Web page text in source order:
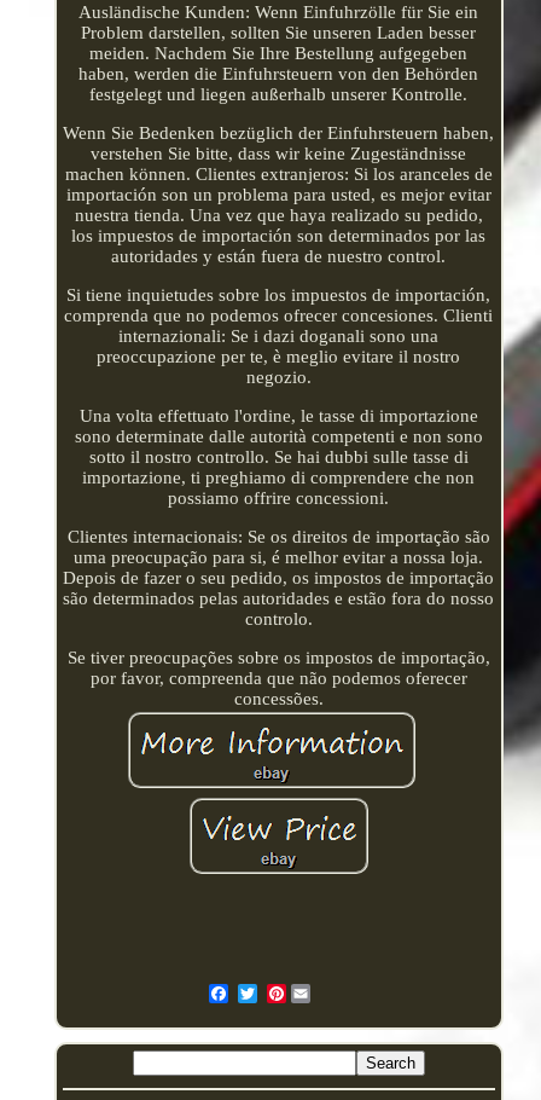
Ausländische Kunden: Wenn Einfuhrzölle für Sie ein
Problem darstellen, sollten Sie unseren Laden besser
meiden. Nachdem Sie Ihre Bestellung aufgegeben
haben, werden die Einfuhrsteuern von den Behörden
festgelegt und liegen außerhalb unserer Kontrolle.
Wenn Sie Bedenken bezüglich der Einfuhrsteuern haben,
verstehen Sie bitte, dass wir keine Zugeständnisse
machen können. Clientes extranjeros: Si los aranceles de
importación son un problema para usted, es mejor evitar
nuestra tienda. Una vez que haya realizado su pedido,
los impuestos de importación son determinados por las
autoridades y están fuera de nuestro control.
Si tiene inquietudes sobre los impuestos de importación,
comprenda que no podemos ofrecer concesiones. Clienti
internazionali: Se i dazi doganali sono una
preoccupazione per te, è meglio evitare il nostro
negozio.
Una volta effettuato l'ordine, le tasse di importazione
sono determinate dalle autorità competenti e non sono
sotto il nostro controllo. Se hai dubbi sulle tasse di
importazione, ti preghiamo di comprendere che non
possiamo offrire concessioni.
Clientes internacionais: Se os direitos de importação são
uma preocupação para si, é melhor evitar a nossa loja.
Depois de fazer o seu pedido, os impostos de importação
são determinados pelas autoridades e estão fora do nosso
controlo.
Se tiver preocupações sobre os impostos de importação,
por favor, compreenda que não podemos oferecer
concessões.
Pinterest